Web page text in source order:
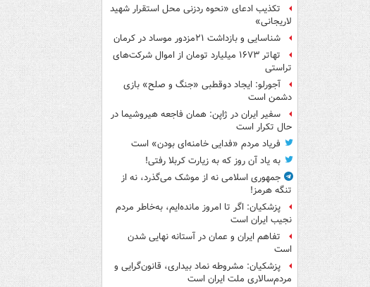
تکذیب ادعای «نحوه ردزنی محل استقرار شهید
لاریجانی»
شناسایی و بازداشت ۲۱مزدور موساد در کرمان
تهاتر ۱۶۷۳ میلیارد تومان از اموال شرکت‌های
تراستی
آجورلو: ایجاد دوقطبی «جنگ و صلح‌» بازی
دشمن است
سفیر ایران در ژاپن: همان فاجعه هیروشیما در
حال تکرار است
فریاد مردم «فدایی خامنه‌ای بودن» است
به یاد آن روز که به زیارت کربلا رفتی!
جمهوری اسلامی نه از موشک می‌گذرد، نه از
تنگه هرمز!
پزشکیان: اگر تا امروز مانده‌ایم، به‌خاطر مردم
نجیب ایران است
تفاهم ایران و عمان در آستانه نهایی شدن
است
پزشکیان: مشروطه نماد بیداری، قانون‌گرایی و
مردم‌سالاری ملت ایران است